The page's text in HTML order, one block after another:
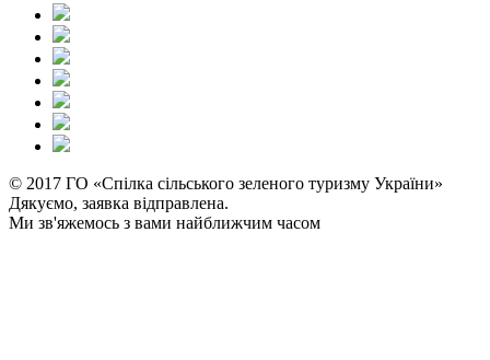
© 2017 ГО «Спілка сільського зеленого туризму України»
Дякуємо, заявка відправлена.
Ми зв'яжемось з вами найближчим часом